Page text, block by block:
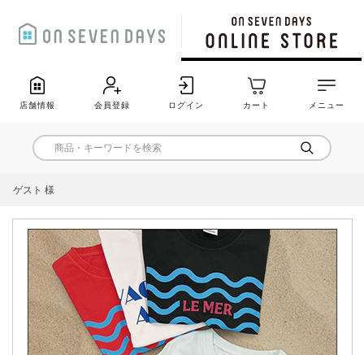
店舗情報 会員登録 ログイン カート メニュー
ゲスト 様